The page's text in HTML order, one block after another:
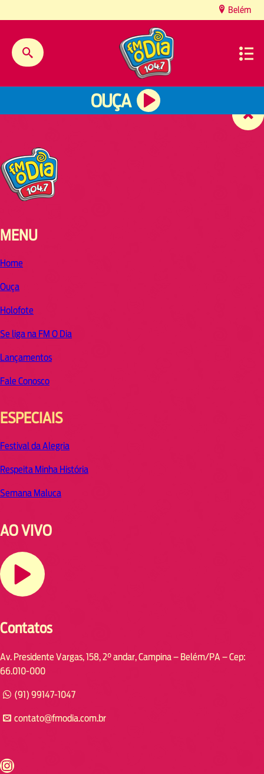
Belém
OUÇA
MENU
Home
Ouça
Holofote
Se liga na FM O Dia
Lançamentos
Fale Conosco
ESPECIAIS
Festival da Alegria
Respeita Minha História
Semana Maluca
AO VIVO
Contatos
Av. Presidente Vargas, 158, 2° andar, Campina – Belém/PA – Cep:
66.010-000
(91) 99147-1047
contato@fmodia.com.br
https://www.instagram.com/fmodia.cabofrio/